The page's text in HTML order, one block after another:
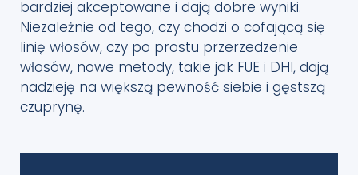
bardziej akceptowane i dają dobre wyniki.
Niezależnie od tego, czy chodzi o cofającą się
linię włosów, czy po prostu przerzedzenie
włosów, nowe metody, takie jak FUE i DHI, dają
nadzieję na większą pewność siebie i gęstszą
czuprynę.